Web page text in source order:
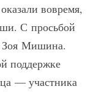
вовремя,
С просьбой
Зоя Мишина.
поддержке
— участника